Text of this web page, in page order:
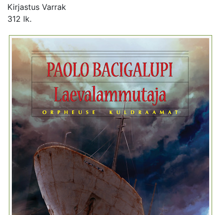
Kirjastus Varrak
312 lk.